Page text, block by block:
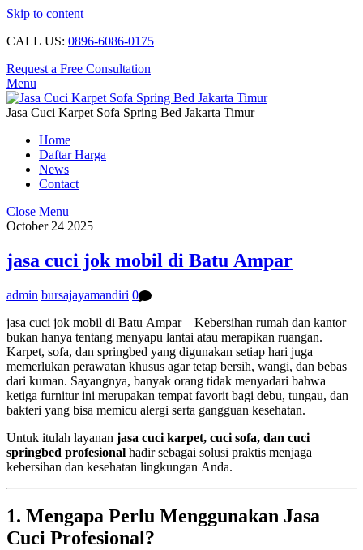
Skip to content
CALL US: 0896-6086-0175
Request a Free Consultation
Menu
Jasa Cuci Karpet Sofa Spring Bed Jakarta Timur
Home
Daftar Harga
News
Contact
Close Menu
October 24 2025
jasa cuci jok mobil di Batu Ampar
admin bursajayamandiri 0
jasa cuci jok mobil di Batu Ampar – Kebersihan rumah dan kantor
bukan hanya tentang menyapu lantai atau merapikan ruangan.
Karpet, sofa, dan springbed yang digunakan setiap hari juga
memerlukan perawatan khusus agar tetap bersih, wangi, dan bebas
dari kuman. Sayangnya, banyak orang tidak menyadari bahwa
ketiga furnitur ini merupakan tempat favorit bagi debu, tungau, dan
bakteri yang bisa memicu alergi serta gangguan kesehatan.
Untuk itulah layanan jasa cuci karpet, cuci sofa, dan cuci
springbed profesional hadir sebagai solusi praktis menjaga
kebersihan dan kesehatan lingkungan Anda.
1. Mengapa Perlu Menggunakan Jasa
Cuci Profesional?